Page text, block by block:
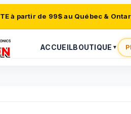
à partir de 99$ au Québec &
ACCUEILBOUTIQUE ▼